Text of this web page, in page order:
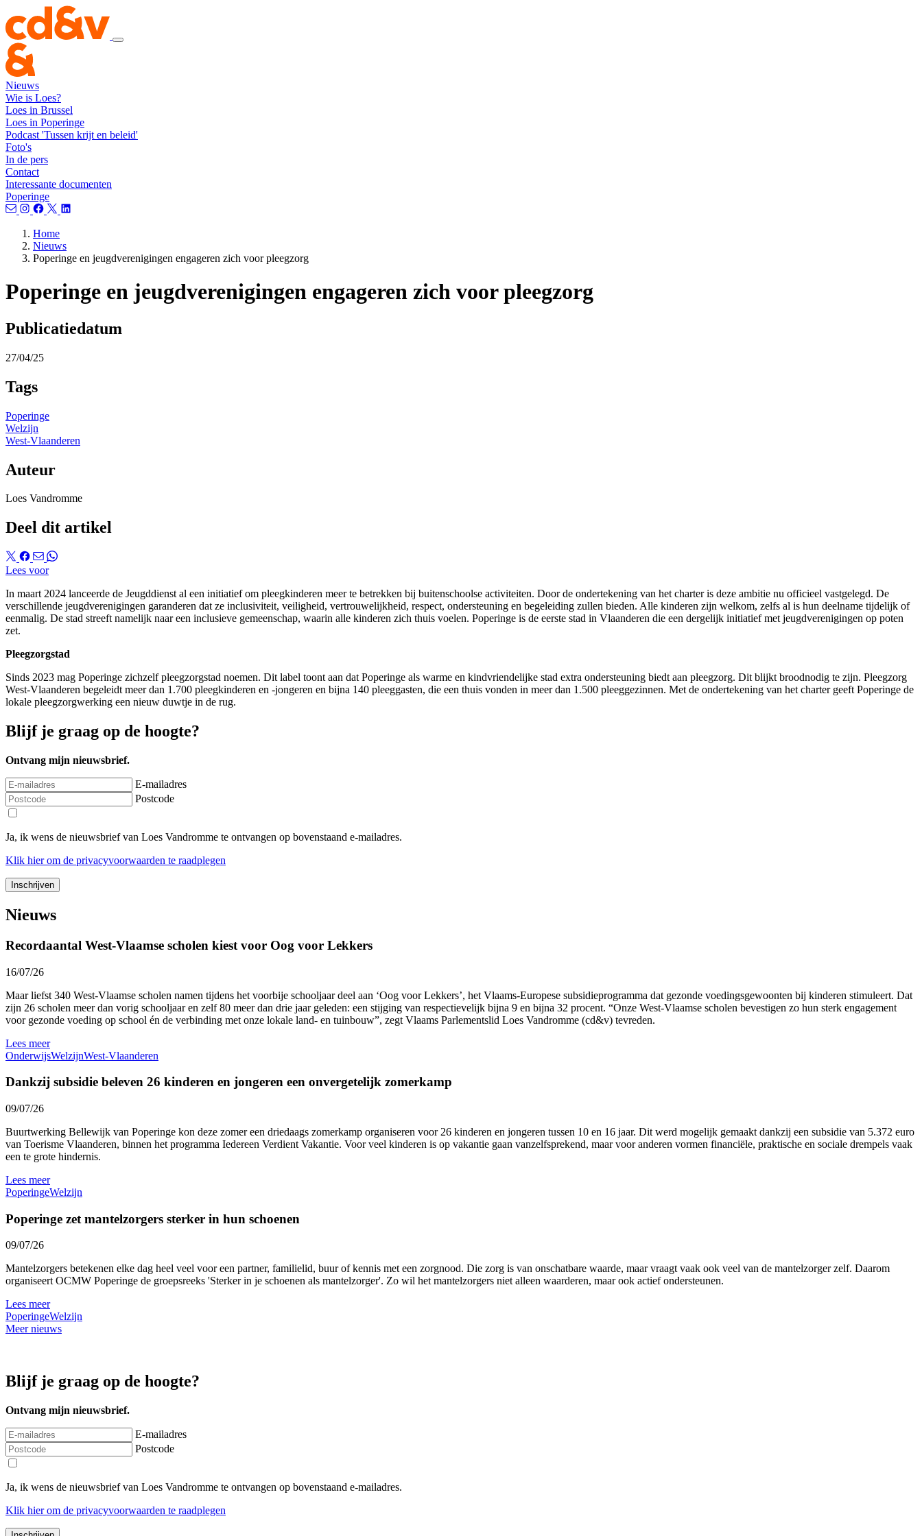
Nieuws
Wie is Loes?
Loes in Brussel
Loes in Poperinge
Podcast 'Tussen krijt en beleid'
Foto's
In de pers
Contact
Interessante documenten
Poperinge
Home
Nieuws
Poperinge en jeugdverenigingen engageren zich voor pleegzorg
Poperinge en jeugdverenigingen engageren zich voor pleegzorg
Publicatiedatum
27/04/25
Tags
Poperinge
Welzijn
West-Vlaanderen
Auteur
Loes Vandromme
Deel dit artikel
Lees voor
In maart 2024 lanceerde de Jeugddienst al een initiatief om pleegkinderen meer te betrekken bij buitenschoolse activiteiten. Door de ondertekening van het charter is deze ambitie nu officieel vastgelegd. De
verschillende jeugdverenigingen garanderen dat ze inclusiviteit, veiligheid, vertrouwelijkheid, respect, ondersteuning en begeleiding zullen bieden. Alle kinderen zijn welkom, zelfs al is hun deelname tijdelijk of
eenmalig. De stad streeft namelijk naar een inclusieve gemeenschap, waarin alle kinderen zich thuis voelen. Poperinge is de eerste stad in Vlaanderen die een dergelijk initiatief met jeugdverenigingen op poten
zet.
Pleegzorgstad
Sinds 2023 mag Poperinge zichzelf pleegzorgstad noemen. Dit label toont aan dat Poperinge als warme en kindvriendelijke stad extra ondersteuning biedt aan pleegzorg. Dit blijkt broodnodig te zijn. Pleegzorg
West-Vlaanderen begeleidt meer dan 1.700 pleegkinderen en -jongeren en bijna 140 pleeggasten, die een thuis vonden in meer dan 1.500 pleeggezinnen. Met de ondertekening van het charter geeft Poperinge de
lokale pleegzorgwerking een nieuw duwtje in de rug.
Blijf je graag op de hoogte?
Ontvang mijn nieuwsbrief.
E-mailadres
Postcode
Ja, ik wens de nieuwsbrief van Loes Vandromme te ontvangen op bovenstaand e-mailadres.
Klik hierom de privacyvoorwaarden te raadplegen
Nieuws
Recordaantal West-Vlaamse scholen kiest voor Oog voor Lekkers
16/07/26
Maar liefst 340 West-Vlaamse scholen namen tijdens het voorbije schooljaar deel aan ‘Oog voor Lekkers’, het Vlaams-Europese subsidieprogramma dat gezonde voedingsgewoonten bij kinderen stimuleert. Dat
zijn 26 scholen meer dan vorig schooljaar en zelf 80 meer dan drie jaar geleden: een stijging van respectievelijk bijna 9 en bijna 32 procent. “Onze West-Vlaamse scholen bevestigen zo hun sterk engagement
voor gezonde voeding op school én de verbinding met onze lokale land- en tuinbouw”, zegt Vlaams Parlementslid Loes Vandromme (cd&v) tevreden.
Lees meer
OnderwijsWelzijnWest-Vlaanderen
Dankzij subsidie beleven 26 kinderen en jongeren een onvergetelijk zomerkamp
09/07/26
Buurtwerking Bellewijk van Poperinge kon deze zomer een driedaags zomerkamp organiseren voor 26 kinderen en jongeren tussen 10 en 16 jaar. Dit werd mogelijk gemaakt dankzij een subsidie van 5.372 euro
van Toerisme Vlaanderen, binnen het programma Iedereen Verdient Vakantie. Voor veel kinderen is op vakantie gaan vanzelfsprekend, maar voor anderen vormen financiële, praktische en sociale drempels vaak
een te grote hindernis.
Lees meer
PoperingeWelzijn
Poperinge zet mantelzorgers sterker in hun schoenen
09/07/26
Mantelzorgers betekenen elke dag heel veel voor een partner, familielid, buur of kennis met een zorgnood. Die zorg is van onschatbare waarde, maar vraagt vaak ook veel van de mantelzorger zelf. Daarom
organiseert OCMW Poperinge de groepsreeks 'Sterker in je schoenen als mantelzorger'. Zo wil het mantelzorgers niet alleen waarderen, maar ook actief ondersteunen.
Lees meer
PoperingeWelzijn
Meer nieuws
Blijf je graag op de hoogte?
Ontvang mijn nieuwsbrief.
E-mailadres
Postcode
Ja, ik wens de nieuwsbrief van Loes Vandromme te ontvangen op bovenstaand e-mailadres.
Klik hierom de privacyvoorwaarden te raadplegen